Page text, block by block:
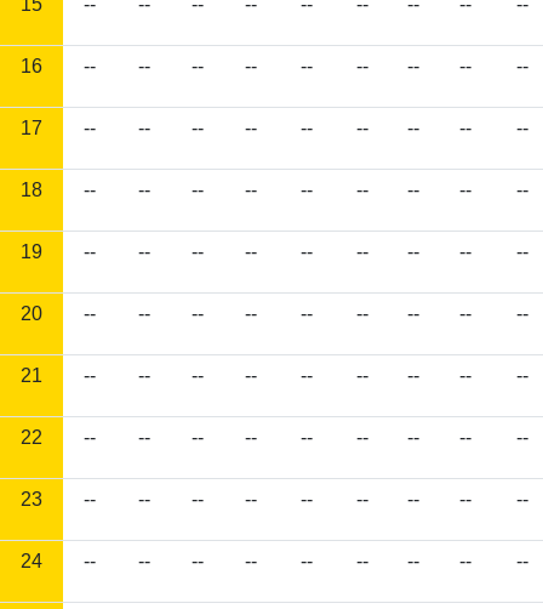
15 -- -- -- -- -- -- -- -- --
16 -- -- -- -- -- -- -- -- --
17 -- -- -- -- -- -- -- -- --
18 -- -- -- -- -- -- -- -- --
19 -- -- -- -- -- -- -- -- --
20 -- -- -- -- -- -- -- -- --
21 -- -- -- -- -- -- -- -- --
22 -- -- -- -- -- -- -- -- --
23 -- -- -- -- -- -- -- -- --
24 -- -- -- -- -- -- -- -- --